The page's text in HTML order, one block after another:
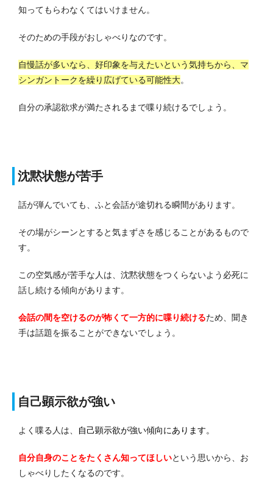
知ってもらわなくてはいけません。
そのための手段がおしゃべりなのです。
自慢話が多いなら、好印象を与えたいという気持ちから、マ
シンガントークを繰り広げている可能性大。
自分の承認欲求が満たされるまで喋り続けるでしょう。
沈黙状態が苦手
話が弾んでいても、ふと会話が途切れる瞬間があります。
その場がシーンとすると気まずさを感じることがあるもので
す。
この空気感が苦手な人は、沈黙状態をつくらないよう必死に
話し続ける傾向があります。
会話の間を空けるのが怖くて一方的に喋り続けるため、聞き
手は話題を振ることができないでしょう。
自己顕示欲が強い
よく喋る人は、 自己顕示欲が強い傾向にあります。
自分自身のことをたくさん知ってほしいという思いから、お
しゃべりしたくなるのです。